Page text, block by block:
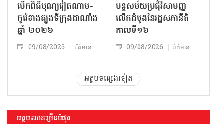
បើកពិធីបុណ្យវៀតណាម-
កូរ៉េខាងត្បូងទីក្រុងដាណាំង
ឆ្នាំ ២០២៦
09/08/2026 ព័ត៌មាន
បន្តសម័យប្រជុំវិសាមញ្ញ
លើកដំបូងនៃរដ្ឋសភានីតិ
កាលទី១៦
09/08/2026 ព័ត៌មាន
អត្ថបទផ្សេងទៀត
អត្ថបទអានច្រើនបំផុត